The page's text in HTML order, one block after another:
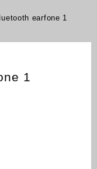
earfone 1
1